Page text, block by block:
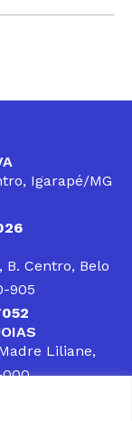
Igarapé/MG
B. Centro, Belo
905
Liliane,
000
9 8309-8660
E SERVIÇOS